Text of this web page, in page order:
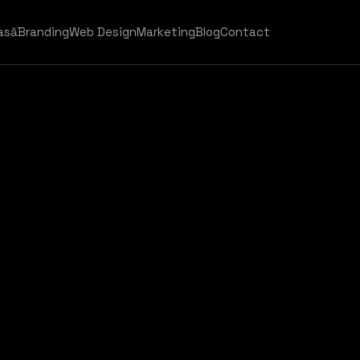
BrandingWeb DesignMarketingBlogContact